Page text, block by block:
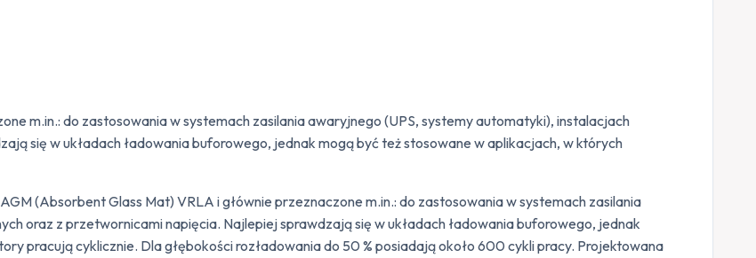
m.in.: do zastosowania w systemach zasilania awaryjnego (UPS, systemy automatyki), instalacjach
się w układach ładowania buforowego, jednak mogą być też stosowane w aplikacjach, w których
(Absorbent Glass Mat) VRLA i głównie przeznaczone m.in.: do zastosowania w systemach zasilania
oraz z przetwornicami napięcia. Najlepiej sprawdzają się w układach ładowania buforowego, jednak
pracują cyklicznie. Dla głębokości rozładowania do 50 % posiadają około 600 cykli pracy. Projektowana